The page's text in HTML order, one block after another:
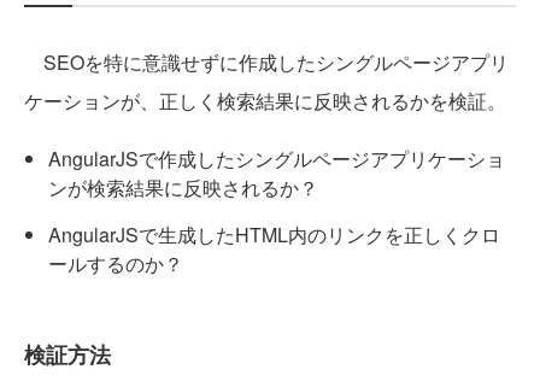
SEOを特に意識せずに作成したシングルページアプリ
ケーションが、正しく検索結果に反映されるかを検証。
AngularJSで作成したシングルページアプリケーショ
ンが検索結果に反映されるか？
AngularJSで生成したHTML内のリンクを正しくクロ
ールするのか？
検証方法